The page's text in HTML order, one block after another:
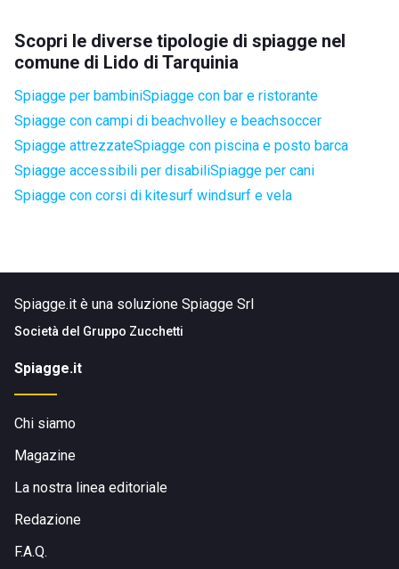
Scopri le diverse tipologie di spiagge nel
comune di Lido di Tarquinia
Spiagge per bambiniSpiagge con bar e ristorante
Spiagge con campi di beachvolley e beachsoccer
Spiagge attrezzateSpiagge con piscina e posto barca
Spiagge accessibili per disabiliSpiagge per cani
Spiagge con corsi di kitesurf windsurf e vela
Spiagge.it è una soluzione Spiagge Srl
Società del Gruppo Zucchetti
Spiagge.it
Chi siamo
Magazine
La nostra linea editoriale
Redazione
F.A.Q.